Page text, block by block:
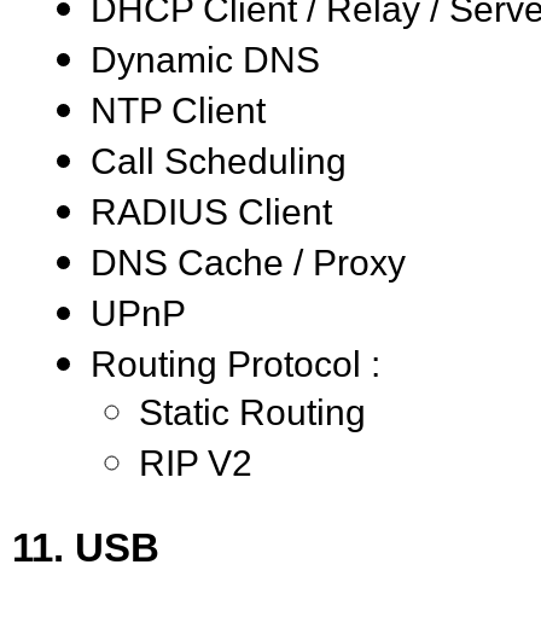
DHCP Client / Relay /
Dynamic DNS
NTP Client
Call Scheduling
RADIUS Client
DNS Cache / Proxy
UPnP
Routing Protocol :
Static Routing
RIP V2
11. USB